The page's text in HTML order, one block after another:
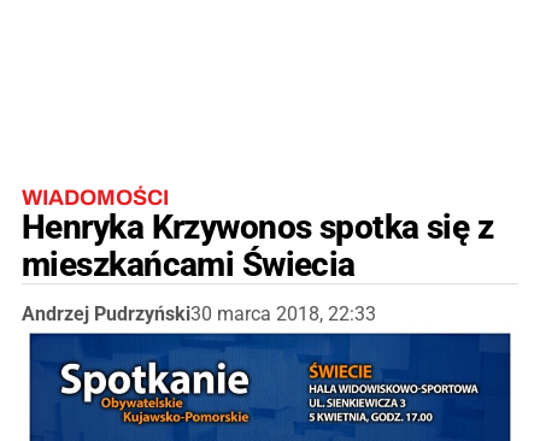
WIADOMOŚCI
Henryka Krzywonos spotka się z
mieszkańcami Świecia
Andrzej Pudrzyński30 marca 2018, 22:33